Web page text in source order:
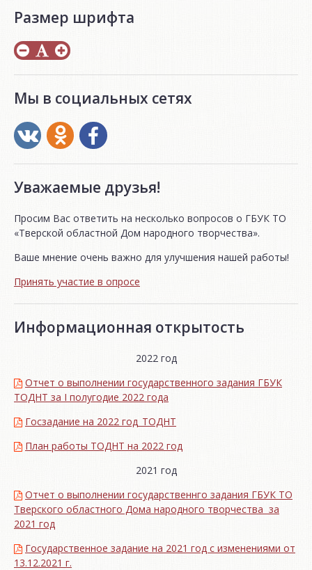
Размер шрифта
Мы в социальных сетях
Уважаемые друзья!
Просим Вас ответить на несколько вопросов о ГБУК ТО
«Тверской областной Дом народного творчества».
Ваше мнение очень важно для улучшения нашей работы!
Принять участие в опросе
Информационная открытость
2022 год
Отчет о выполнении государственного задания ГБУК
ТОДНТ за I полугодие 2022 года
Госзадание на 2022 год_ТОДНТ
План работы ТОДНТ на 2022 год
2021 год
Отчет о выполнении государственнго задания ГБУК ТО
Тверского областного Дома народного творчества за
2021 год
Государственное задание на 2021 год с изменениями от
13.12.2021 г.